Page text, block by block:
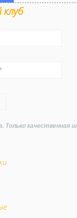
Только качественная